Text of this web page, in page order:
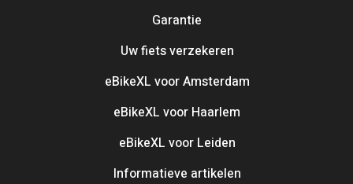
Garantie
Uw fiets verzekeren
eBikeXL voor Amsterdam
eBikeXL voor Haarlem
eBikeXL voor Leiden
Informatieve artikelen